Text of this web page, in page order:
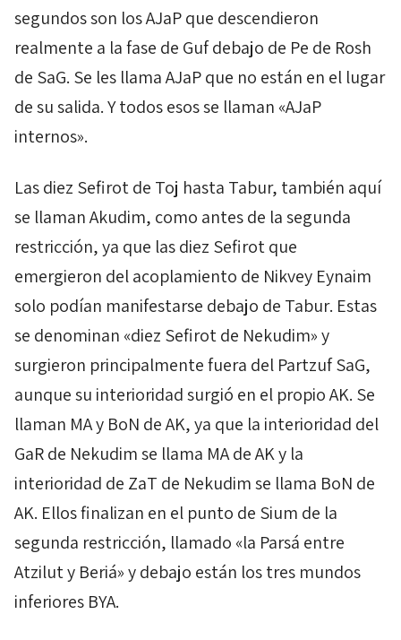
segundos son losAJaPque descendieron
realmente a la fase de Gufdebajo de Pe de Rosh
de SaG. Se les llamaAJaPque no están en el lugar
de su salida. Y todos esos se llaman «AJaP
internos».
Las diez Sefirotde Toj hasta Tabur, también aquí
se llamanAkudim, como antes de la segunda
restricción, ya que las diez Sefirotque
emergieron del acoplamiento de Nikvey Eynaim
solo podían manifestarse debajo de Tabur. Estas
se denominan «diez Sefirotde Nekudim» y
surgieron principalmente fuera del PartzufSaG,
aunque su interioridad surgió en el propioAK. Se
llaman MAy BoN deAK, ya que la interioridad del
GaRde Nekudimse llama MAdeAKy la
interioridad de ZaT de Nekudimse llama BoN de
AK. Ellos finalizan en el punto de Sium de la
segunda restricción, llamado «la Parsá entre
Atziluty Beriá» y debajo están los tres mundos
inferiores BYA.